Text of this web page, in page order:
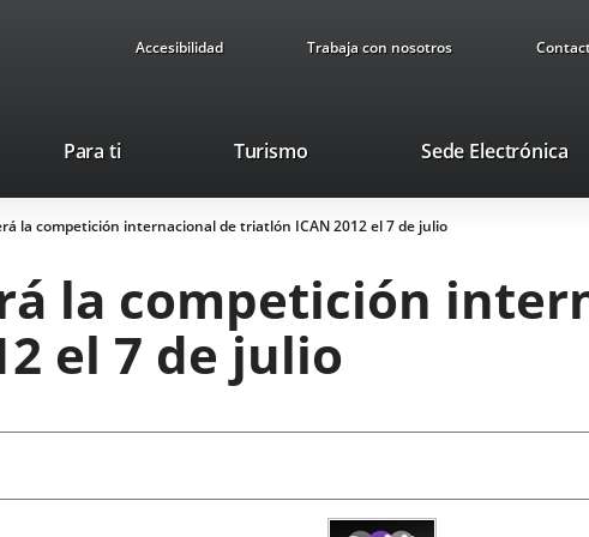
Accesibilidad Trabaja con nosotros
Para ti TurismoThis
will
open
a
pop-
up
window.
Sede Electrónica
la competición internacional de triatlón ICAN 2012 el 7 de julio
la competición
el 7 de julio